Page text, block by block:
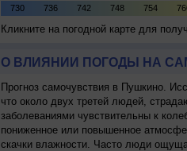
Кликните на погодной карте для
О ВЛИЯНИИ ПОГОДЫ НА
Прогноз самочувствия в Пушкино.
что около двух третей людей,
заболеваниями чувствительны к
пониженное или повышенное
скачки влажности. Часто люди